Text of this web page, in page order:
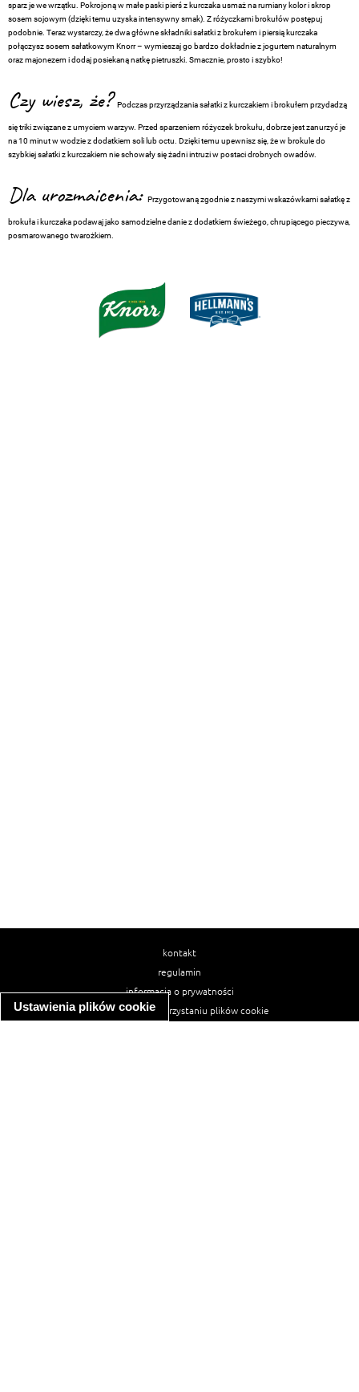
Ustawienia plików cookie
sparz je we wrzątku. Pokrojoną w małe paski pierś z kurczaka usmaż na rumiany kolor i skrop
sosem sojowym (dzięki temu uzyska intensywny smak). Z różyczkami brokułów postępuj
podobnie. Teraz wystarczy, że dwa główne składniki sałatki z brokułem i piersią kurczaka
połączysz sosem sałatkowym Knorr – wymieszaj go bardzo dokładnie z jogurtem naturalnym
oraz majonezem i dodaj posiekaną natkę pietruszki. Smacznie, prosto i szybko!
Czy wiesz, że? Podczas przyrządzania sałatki z kurczakiem i brokułem przydadzą
się triki związane z umyciem warzyw. Przed sparzeniem różyczek brokułu, dobrze jest zanurzyć je
na 10 minut w wodzie z dodatkiem soli lub octu. Dzięki temu upewnisz się, że w brokule do
szybkiej sałatki z kurczakiem nie schowały się żadni intruzi w postaci drobnych owadów.
Dla urozmaicenia: Przygotowaną zgodnie z naszymi wskazówkami sałatkę z
brokuła i kurczaka podawaj jako samodzielne danie z dodatkiem świeżego, chrupiącego pieczywa,
posmarowanego twarożkiem.
kontakt
regulamin
informacja o prywatności
informacja o wykorzystaniu plików cookie